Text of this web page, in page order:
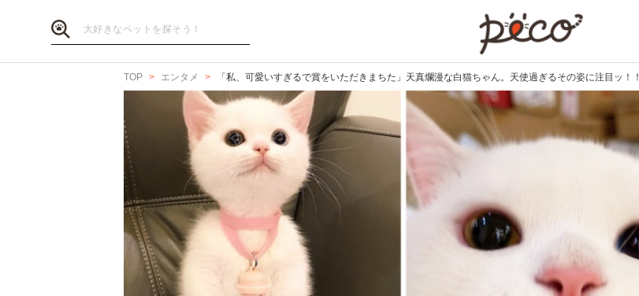
TOP エンタメ 「私、可愛いすぎるで賞をいただきまちた」天真爛漫な白猫ちゃん。天使過ぎるその姿に注目ッ！！